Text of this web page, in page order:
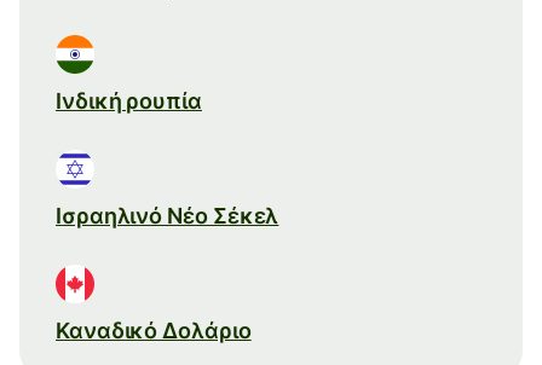
Ινδική ρουπία
Ισραηλινό Νέο Σέκελ
Καναδικό Δολάριο